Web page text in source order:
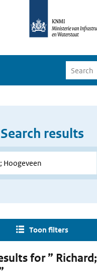
Search results
Toon filters
for ” Richard;